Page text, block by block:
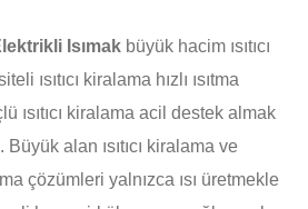
Isımak büyük hacim ısıtıcı
ısıtıcı kiralama hızlı ısıtma
ısıtıcı kiralama acil destek almak
alan ısıtıcı kiralama ve
çözümleri yalnızca ısı üretmekle